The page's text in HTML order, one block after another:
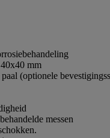
mm
(optionele
messen